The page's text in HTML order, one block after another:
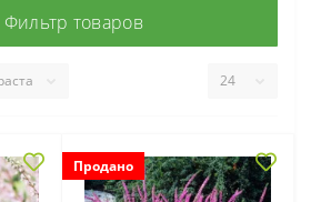
Фильтр товаров
Продано